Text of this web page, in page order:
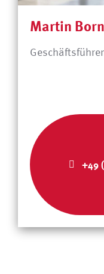
Martin
+49